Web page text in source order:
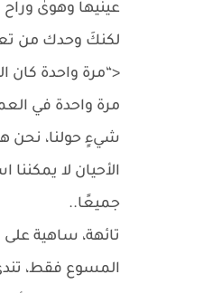
عينيها وهوىٰ
لكنكَ وحدك من
<“مرة واحدة كان
مرة واحدة في
شيءٍ حولنا، نحن
الأحيان لا
جميعًا..
تائهة، ساهية
المسوع فقط،